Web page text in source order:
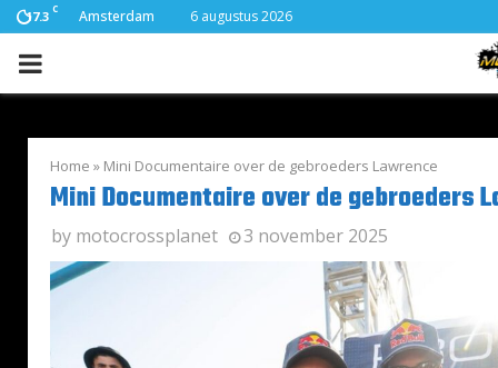
17.3 C Amsterdam 6 augustus 2026
PRIMARY
Home » Mini Documentaire over de gebroeders Lawrence
Mini Documentaire over de gebroeders
by motocrossplanet 3 november 2025